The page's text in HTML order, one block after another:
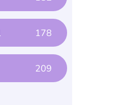
178
209